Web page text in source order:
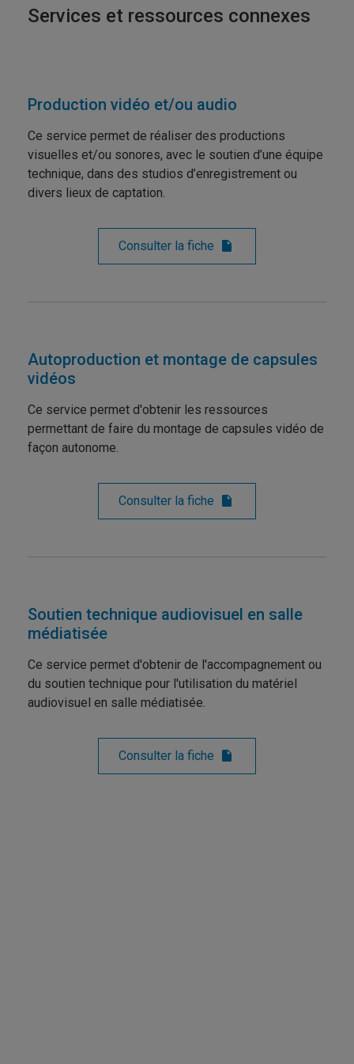
Services et ressources connexes
Production vidéo et/ou audio
Ce service permet de réaliser des productions
visuelles et/ou sonores, avec le soutien d’une équipe
technique, dans des studios d’enregistrement ou
divers lieux de captation.
Consulter la fiche
Autoproduction et montage de capsules
vidéos
Ce service permet d'obtenir les ressources
permettant de faire du montage de capsules vidéo de
façon autonome.
Consulter la fiche
Soutien technique audiovisuel en salle
médiatisée
Ce service permet d'obtenir de l'accompagnement ou
du soutien technique pour l'utilisation du matériel
audiovisuel en salle médiatisée.
Consulter la fiche